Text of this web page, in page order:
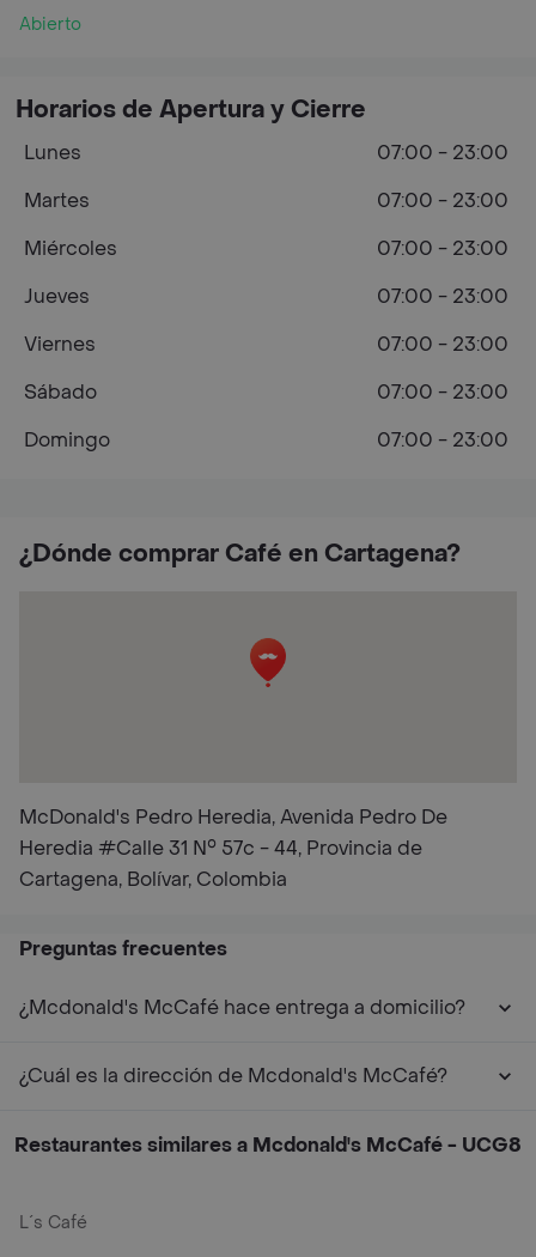
Abierto
¿Dónde comprar Café en Cartagena?
McDonald's Pedro Heredia, Avenida Pedro De
Heredia #Calle 31 N° 57c - 44, Provincia de
Cartagena, Bolívar, Colombia
Horarios de Apertura y Cierre
Lunes
07:00 - 23:00
Martes
07:00 - 23:00
Miércoles
07:00 - 23:00
Jueves
07:00 - 23:00
Viernes
07:00 - 23:00
Sábado
07:00 - 23:00
Domingo
07:00 - 23:00
Preguntas frecuentes
¿Mcdonald's McCafé hace entrega a domicilio?
¿Cuál es la dirección de Mcdonald's McCafé?
Restaurantes similares a Mcdonald's McCafé - UCG8
L´s Café